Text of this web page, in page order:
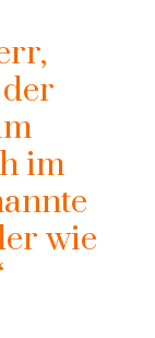
im
wie